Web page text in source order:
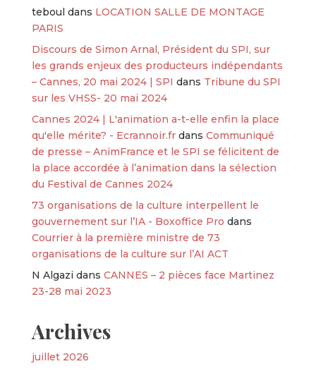
teboul dans LOCATION SALLE DE MONTAGE
PARIS
Discours de Simon Arnal, Président du SPI, sur
les grands enjeux des producteurs indépendants
– Cannes, 20 mai 2024 | SPI dans Tribune du SPI
sur les VHSS- 20 mai 2024
Cannes 2024 | L'animation a-t-elle enfin la place
qu'elle mérite? - Ecrannoir.frdans Communiqué
de presse – AnimFrance et le SPI se félicitent de
la place accordée à l’animation dans la sélection
du Festival de Cannes 2024
73 organisations de la culture interpellent le
gouvernement sur l’IA - Boxoffice Pro dans
Courrier à la première ministre de 73
organisations de la culture sur l’AI ACT
N Algazi dans CANNES – 2 pièces face Martinez
23-28 mai 2023
Archives
juillet 2026